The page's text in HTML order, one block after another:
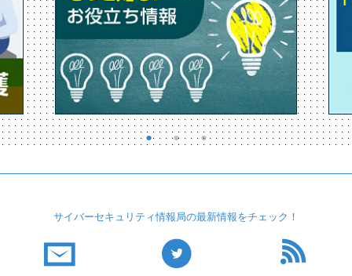
サイバーセキュリティ情報局の最新情報をチェック！